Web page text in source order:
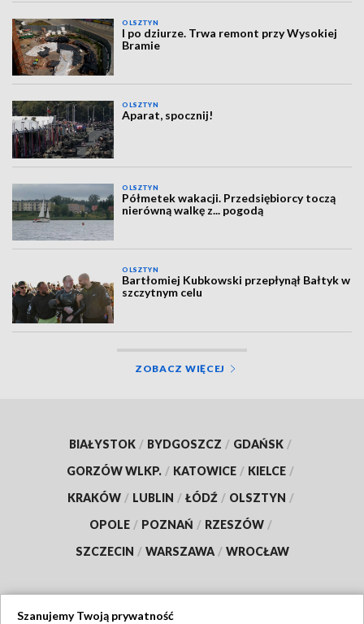
OLSZTYN
I po dziurze. Trwa remont przy Wysokiej
Bramie
OLSZTYN
Aparat, spocznij!
OLSZTYN
Półmetek wakacji. Przedsiębiorcy toczą
nierówną walkę z... pogodą
OLSZTYN
Bartłomiej Kubkowski przepłynął Bałtyk w
szczytnym celu
ZOBACZ WIĘCEJ
BIAŁYSTOK / BYDGOSZCZ / GDAŃSK /
GORZÓW WLKP. / KATOWICE / KIELCE /
KRAKÓW / LUBLIN / ŁÓDŹ / OLSZTYN /
OPOLE / POZNAŃ / RZESZÓW /
SZCZECIN / WARSZAWA / WROCŁAW
Szanujemy Twoją prywatność